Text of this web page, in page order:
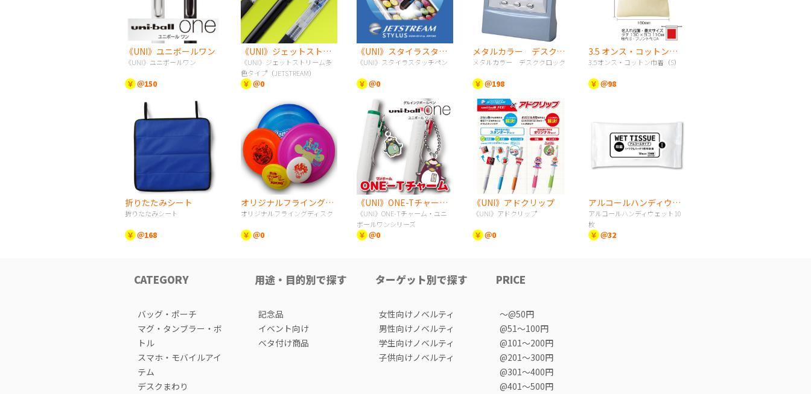
《UNI》ユニボールワン
《UNI》ユニボールワン
￥ ＠150
《UNI》ジェットストリーム多色タイプ（JETSTREAM）
《UNI》ジェットストリーム多
色タイプ（JETSTREAM）
￥ ＠0
《UNI》スタイラスタッチペン
《UNI》スタイラスタッチペン
￥ ＠0
メタルカラー デスククロック
メタルカラー デスククロック
￥ ＠198
3.5 オンス・コットン巾着（S）
3.5オンス・コットン巾着（S）
￥ ＠98
折りたたみシート
折りたたみシート
￥ ＠168
オリジナルフライングディスク
オリジナルフライングディスク
￥ ＠0
《UNI》ONE-Tチャーム・ユニボールワンシリーズ
《UNI》ONE-Tチャーム・ユニ
ボールワンシリーズ
￥ ＠0
《UNI》アドクリップ
《UNI》アドクリップ
￥ ＠0
アルコールハンディウェット10枚
アルコールハンディウェット10
枚
￥ ＠32
CATEGORY
バッグ・ポーチ
マグ・タンブラー・ボ
トル
スマホ・モバイルアイ
テム
デスクまわり
用途・目的別で探す
記念品
イベント向け
ベタ付け商品
ターゲット別で探す
女性向けノベルティ
男性向けノベルティ
学生向けノベルティ
子供向けノベルティ
PRICE
〜@50円
@51〜100円
@101〜200円
@201〜300円
@301〜400円
@401〜500円